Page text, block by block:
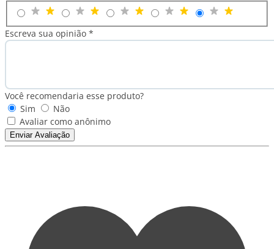
Escreva sua opinião *
Você recomendaria esse produto?
Sim
Não
Avaliar como anônimo
Enviar Avaliação